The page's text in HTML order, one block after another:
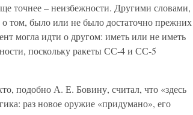
точнее – неизбежности. Другими словами,
том, было или не было достаточно прежних
могла идти о другом: иметь или не иметь
поскольку ракеты СС-4 и СС-5
подобно А. Е. Бовину, считал, что «здесь
раз новое оружие «придумано», его